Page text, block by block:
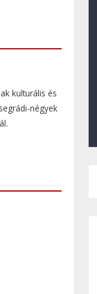
kulturális és
négyek